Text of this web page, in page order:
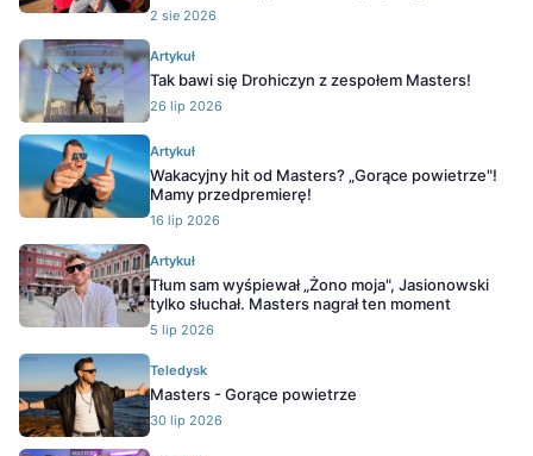
2 sie 2026
Artykuł
Tak bawi się Drohiczyn z zespołem Masters!
26 lip 2026
Artykuł
Wakacyjny hit od Masters? „Gorące powietrze"!
Mamy przedpremierę!
16 lip 2026
Artykuł
Tłum sam wyśpiewał „Żono moja", Jasionowski
tylko słuchał. Masters nagrał ten moment
5 lip 2026
Teledysk
Masters - Gorące powietrze
30 lip 2026